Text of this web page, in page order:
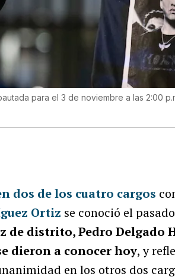
para el 3 de noviembre a las 2:00
dos de los cuatro cargos
Ortiz se conoció el
de distrito, Pedro Delgado
dieron a conocer hoy, y
en los otros dos